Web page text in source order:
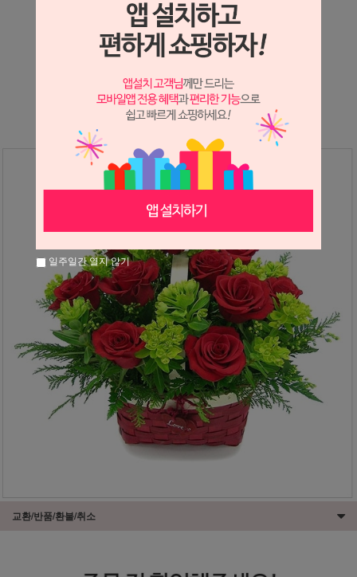
상세정보 새창 열기
※ 필독해주세요 ※
장미는 시세 변동에 따라 가격이 달라질 수 있으니
문의 후 주문 바랍니다.
교환/반품/환불/취소
일주일간 열지 않기